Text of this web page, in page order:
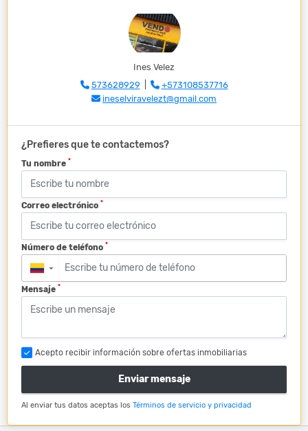
Ines Velez
573628929
+573108537716
ineselviravelezt@gmail.com
¿Prefieres que te contactemos?
Tu nombre *
Correo electrónico *
Número de teléfono *
▼
Mensaje *
Acepto recibir información sobre ofertas inmobiliarias
Enviar mensaje
Al enviar tus datos aceptas los Términos de servicio y privacidad